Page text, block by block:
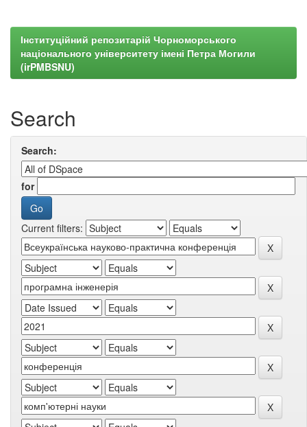
Інституційний репозитарій Чорноморського
національного університету імені Петра Могили
(irPMBSNU)
Search
Search:
for
Current filters: